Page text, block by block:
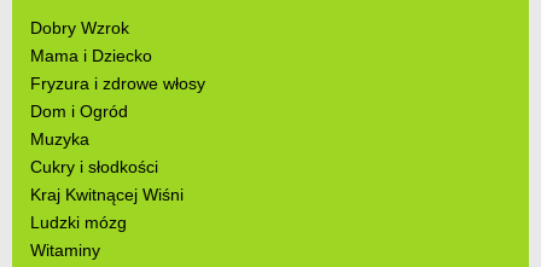
Dobry Wzrok
Mama i Dziecko
Fryzura i zdrowe włosy
Dom i Ogród
Muzyka
Cukry i słodkości
Kraj Kwitnącej Wiśni
Ludzki mózg
Witaminy